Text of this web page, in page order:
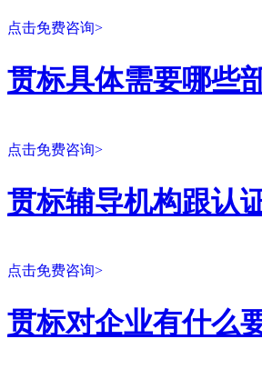
点击免费咨询>
贯标具体需要哪些
点击免费咨询>
贯标辅导机构跟认
点击免费咨询>
贯标对企业有什么